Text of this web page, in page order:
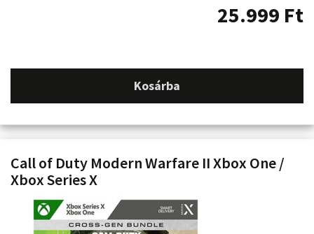
25.999 Ft
Kosárba
Call of Duty Modern Warfare II Xbox One /
Xbox Series X